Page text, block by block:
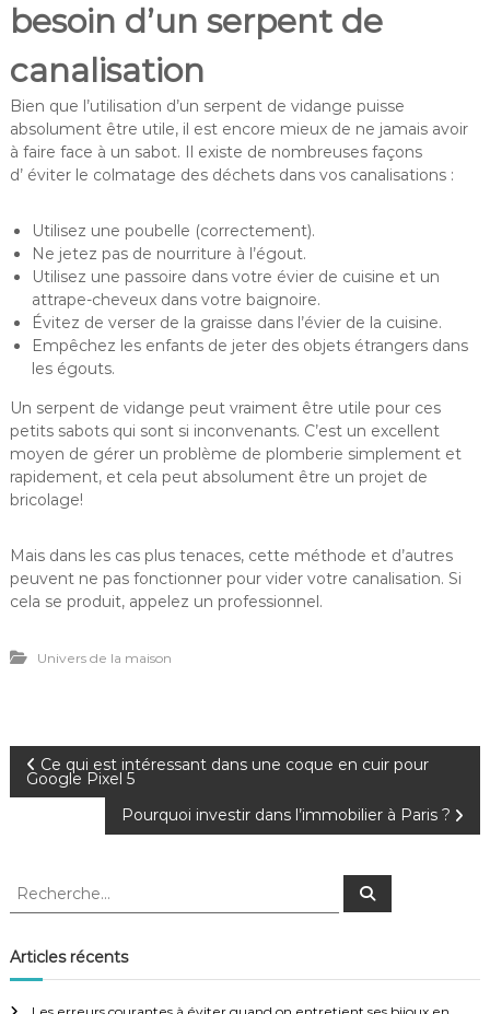
besoin d’un serpent de
canalisation
Bien que l’utilisation d’un serpent de vidange puisse
absolument être utile, il est encore mieux de ne jamais avoir
à faire face à un sabot. Il existe de nombreuses façons
d’ éviter le colmatage des déchets dans vos canalisations :
Utilisez une poubelle (correctement).
Ne jetez pas de nourriture à l’égout.
Utilisez une passoire dans votre évier de cuisine et un
attrape-cheveux dans votre baignoire.
Évitez de verser de la graisse dans l’évier de la cuisine.
Empêchez les enfants de jeter des objets étrangers dans
les égouts.
Un serpent de vidange peut vraiment être utile pour ces
petits sabots qui sont si inconvenants. C’est un excellent
moyen de gérer un problème de plomberie simplement et
rapidement, et cela peut absolument être un projet de
bricolage!
Mais dans les cas plus tenaces, cette méthode et d’autres
peuvent ne pas fonctionner pour vider votre canalisation. Si
cela se produit, appelez un professionnel.
Univers de la maison
N
i
g
Ce qui est intéressant dans une coque en cuir pour
Google Pixel 5
Pourquoi investir dans l’immobilier à Paris ?
R
h
e
R
c
e
Articles récents